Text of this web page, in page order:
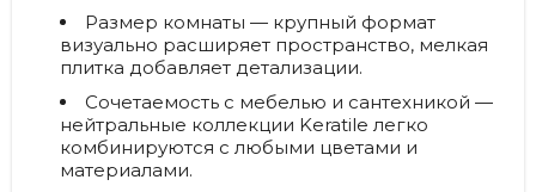
Размер комнаты — крупный формат
визуально расширяет пространство, мелкая
плитка добавляет детализации.
Сочетаемость с мебелью и сантехникой —
нейтральные коллекции Keratile легко
комбинируются с любыми цветами и
материалами.